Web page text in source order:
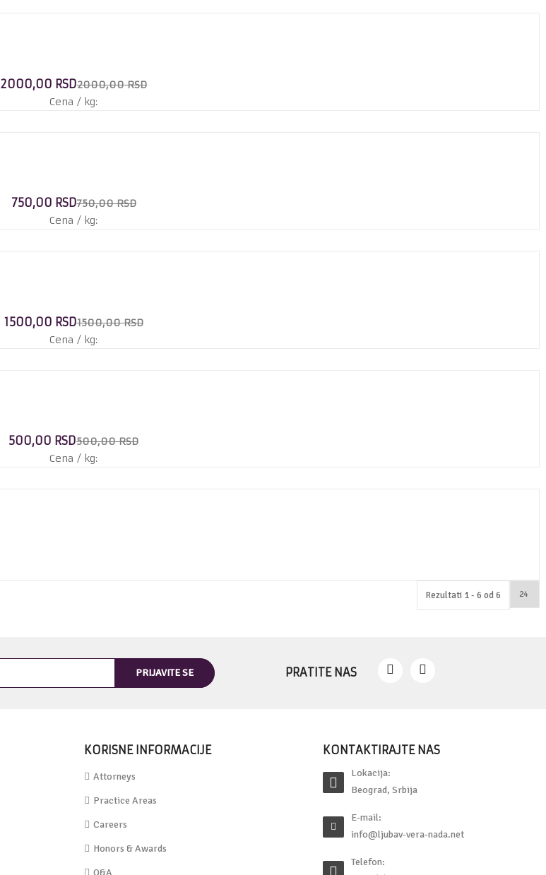
2000,00 RSD2000,00 RSD
Cena / kg:
750,00 RSD750,00 RSD
Cena / kg:
1500,00 RSD1500,00 RSD
Cena / kg:
500,00 RSD500,00 RSD
Cena / kg:
Rezultati 1 - 6 od 6
PRATITE NAS
KORISNE INFORMACIJE
Attorneys
Practice Areas
Careers
Honors & Awards
Q&A
KONTAKTIRAJTE NAS
Lokacija:
Beograd, Srbija
E-mail:
info@ljubav-vera-nada.net
Telefon: